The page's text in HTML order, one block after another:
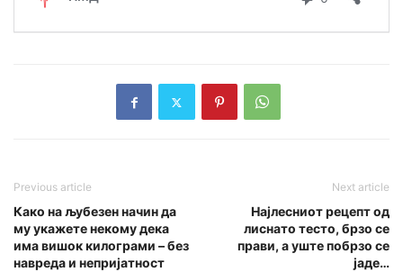
Previous article
Како на љубезен начин да
му укажете некому дека
има вишок килограми – без
навреда и непријатност
Next article
Најлесниот рецепт од
лиснато тесто, брзо се
прави, а уште побрзо се
јаде…